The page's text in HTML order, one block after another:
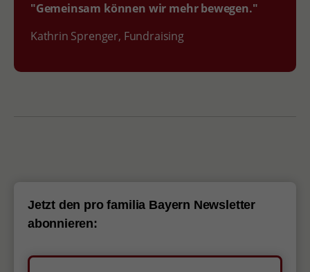
"Gemeinsam können wir mehr bewegen."
Kathrin Sprenger, Fundraising
Jetzt den pro familia Bayern Newsletter
abonnieren: